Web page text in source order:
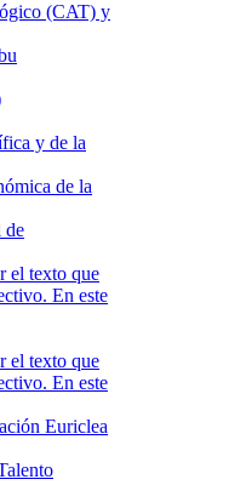
(CAT) y
y de la
de la
de
Euriclea